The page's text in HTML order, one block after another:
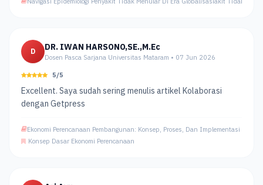
D DR. IWAN HARSONO,SE.,M.Ec
Dosen Pasca Sarjana Universitas Mataram • 07 Jun 2026
5/5
Excellent. Saya sudah sering menulis artikel Kolaborasi
dengan Getpress
Ekonomi Perencanaan Pembangunan: Konsep, Proses, Dan Implementasi
Konsep Dasar Ekonomi Perencanaan